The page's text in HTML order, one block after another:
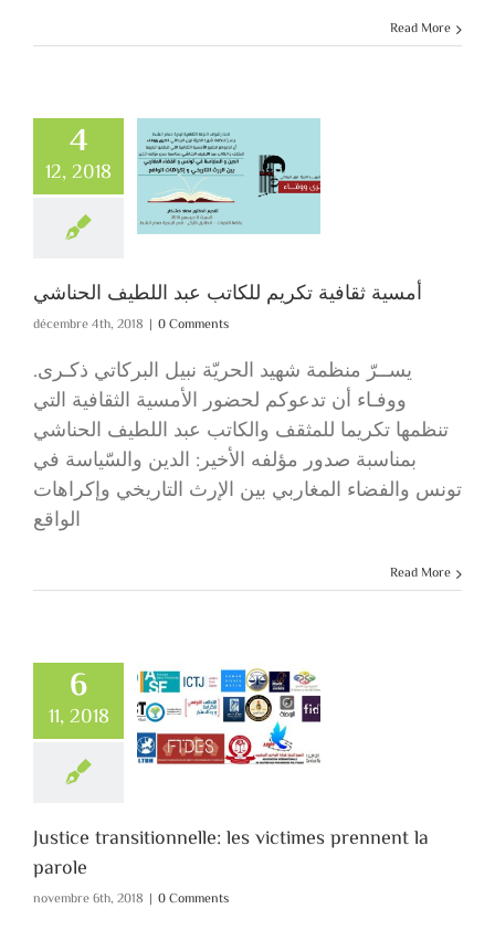
Read More
4
12, 2018
أمسية ثقافية
للكاتب عبد
الحناشي
أمسية ثقافية تكريم للكاتب عبد اللطيف الحناشي
décembre 4th, 2018 | 0 Comments
.يســرّ منظمة شهيد الحريّة نبيل البركاتي ذكـرى
ووفـاء أن تدعوكم لحضور الأمسية الثقافية التي
تنظمها تكريما للمثقف والكاتب عبد اللطيف الحناشي
بمناسبة صدور مؤلفه الأخير: الدين والسّياسة في
تونس والفضاء المغاربي بين الإرث التاريخي وإكراهات
الواقع
Read More
6
11, 2018
Justice
les
prennent
la parole
Justice transitionnelle: les victimes prennent la
parole
novembre 6th, 2018 | 0 Comments